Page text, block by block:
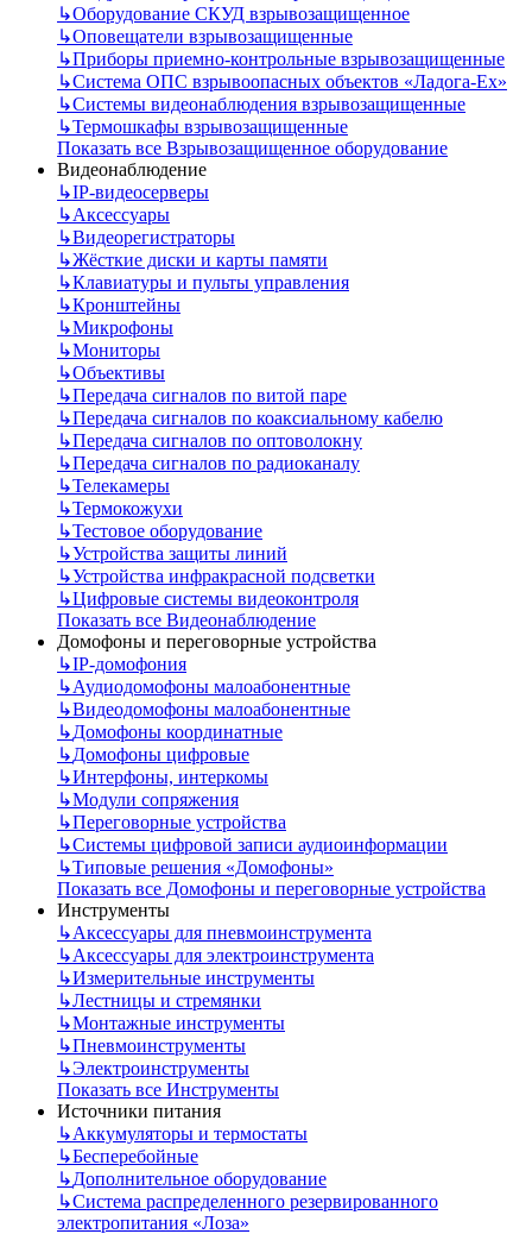
↳Оборудование СКУД взрывозащищенное
↳Оповещатели взрывозащищенные
↳Приборы приемно-контрольные взрывозащищенные
↳Система ОПС взрывоопасных объектов «Ладога-Ex»
↳Системы видеонаблюдения взрывозащищенные
↳Термошкафы взрывозащищенные
Показать все Взрывозащищенное оборудование
Видеонаблюдение
↳IP-видеосерверы
↳Аксессуары
↳Видеорегистраторы
↳Жёсткие диски и карты памяти
↳Клавиатуры и пульты управления
↳Кронштейны
↳Микрофоны
↳Мониторы
↳Объективы
↳Передача сигналов по витой паре
↳Передача сигналов по коаксиальному кабелю
↳Передача сигналов по оптоволокну
↳Передача сигналов по радиоканалу
↳Телекамеры
↳Термокожухи
↳Тестовое оборудование
↳Устройства защиты линий
↳Устройства инфракрасной подсветки
↳Цифровые системы видеоконтроля
Показать все Видеонаблюдение
Домофоны и переговорные устройства
↳IP-домофония
↳Аудиодомофоны малоабонентные
↳Видеодомофоны малоабонентные
↳Домофоны координатные
↳Домофоны цифровые
↳Интерфоны, интеркомы
↳Модули сопряжения
↳Переговорные устройства
↳Системы цифровой записи аудиоинформации
↳Типовые решения «Домофоны»
Показать все Домофоны и переговорные устройства
Инструменты
↳Аксессуары для пневмоинструмента
↳Аксессуары для электроинструмента
↳Измерительные инструменты
↳Лестницы и стремянки
↳Монтажные инструменты
↳Пневмоинструменты
↳Электроинструменты
Показать все Инструменты
Источники питания
↳Аккумуляторы и термостаты
↳Бесперебойные
↳Дополнительное оборудование
↳Система распределенного резервированного
электропитания «Лоза»